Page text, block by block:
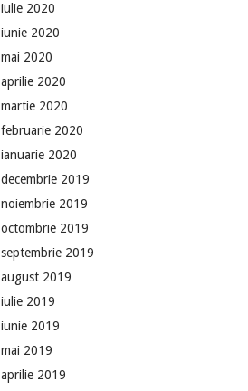
iulie 2020
iunie 2020
mai 2020
aprilie 2020
martie 2020
februarie 2020
ianuarie 2020
decembrie 2019
noiembrie 2019
octombrie 2019
septembrie 2019
august 2019
iulie 2019
iunie 2019
mai 2019
aprilie 2019